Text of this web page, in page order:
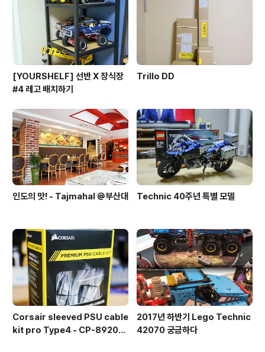
[YOURSHELF] 선반 X 장식장
#4 레고 배치하기
Trillo DD
인도의 맛! - Tajmahal @부산대 Technic 40주년 특별 모델
Corsair sleeved PSU cable
kit pro Type4 - CP-892015
2017년 하반기 Lego Technic
42070 궁금하다